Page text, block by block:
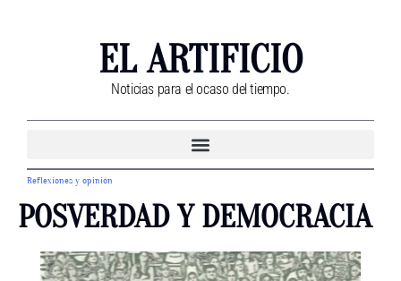
EL ARTIFICIO
Noticias para el ocaso del tiempo.
Reflexiones y opinión
POSVERDAD Y DEMOCRACIA